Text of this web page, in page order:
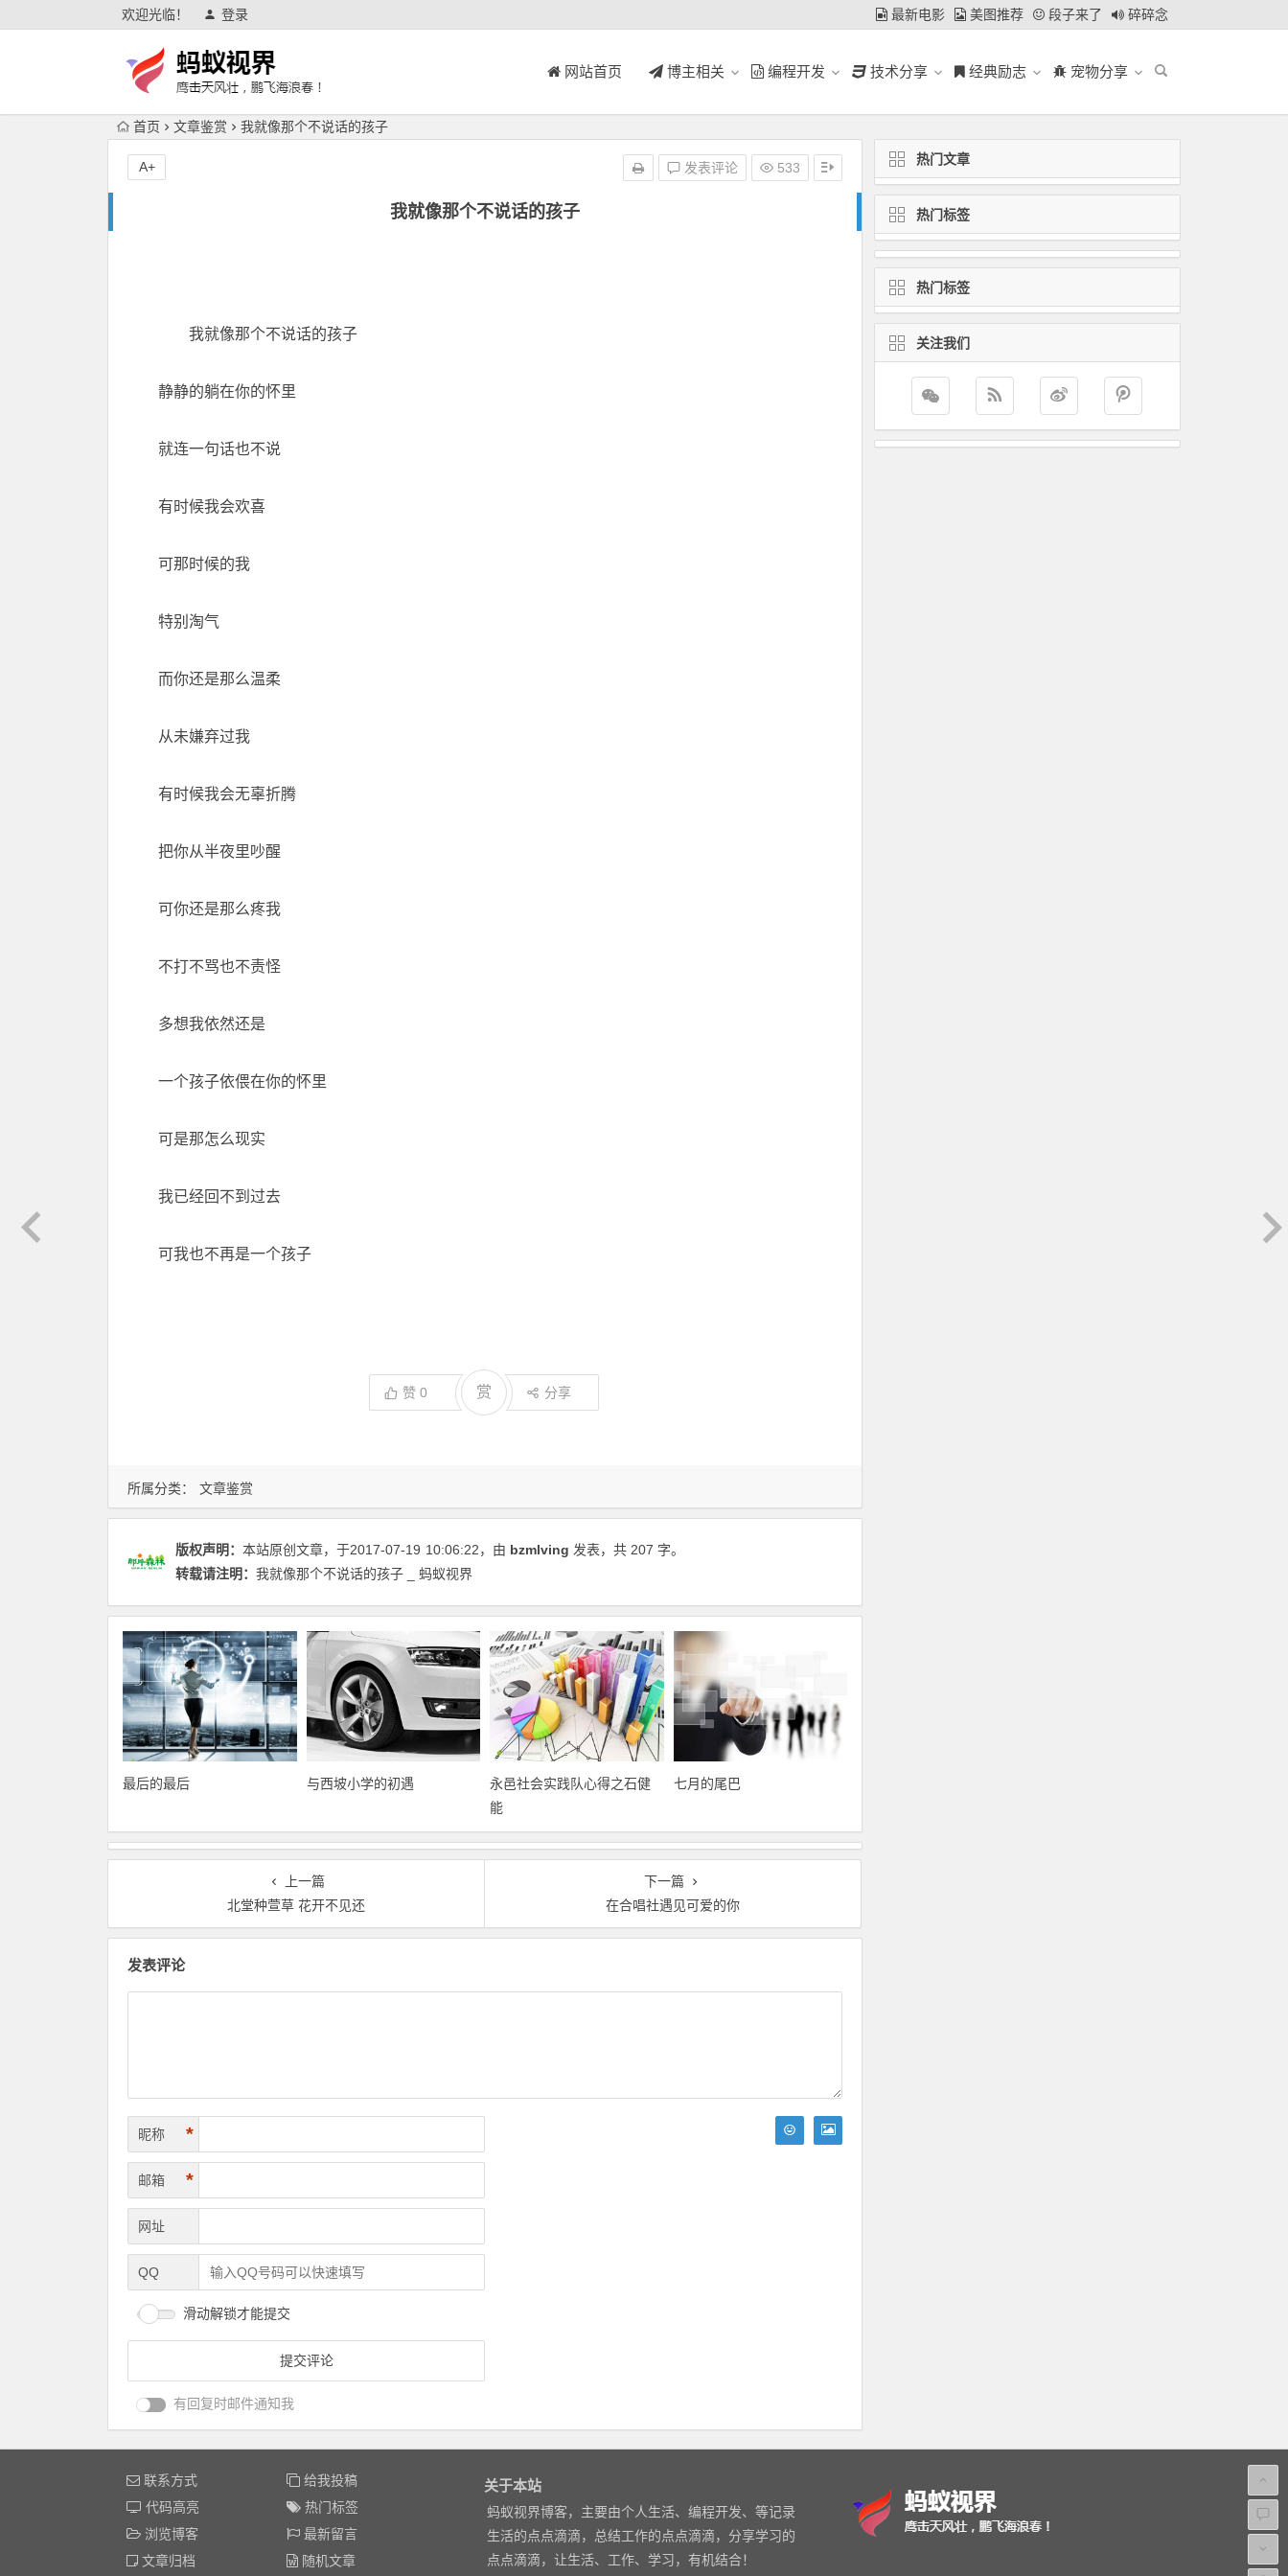
欢迎光临！ 登录 最新电影 美图推荐 段子来了 碎碎念
网站首页 博主相关 编程开发 技术分享 经典励志 宠物分享
首页 文章鉴赏 我就像那个不说话的孩子
我就像那个不说话的孩子
发表评论 533
A+
所属分类： 文章鉴赏
我就像那个不说话的孩子
静静的躺在你的怀里
就连一句话也不说
有时候我会欢喜
可那时候的我
特别淘气
而你还是那么温柔
从未嫌弃过我
有时候我会无辜折腾
把你从半夜里吵醒
可你还是那么疼我
不打不骂也不责怪
多想我依然还是
一个孩子依偎在你的怀里
可是那怎么现实
我已经回不到过去
可我也不再是一个孩子
赞 0 赏 分享
版权声明： 本站原创文章，于2017-07-19 10:06:22，由 bzmlving 发表，共 207 字。
转载请注明： 我就像那个不说话的孩子 _ 蚂蚁视界
最后的最后 与西坡小学的初遇
永邑社会实践队心得之石健
能
七月的尾巴
上一篇
北堂种萱草 花开不见还
下一篇
在合唱社遇见可爱的你
发表评论
昵称 *
邮箱 *
网址
QQ
滑动解锁才能提交
有回复时邮件通知我
热门文章
热门标签
热门标签
关注我们
联系方式
给我投稿
代码高亮
热门标签
浏览博客
最新留言
文章归档
随机文章
关于本站
蚂蚁视界博客，主要由个人生活、编程开发、等记录
生活的点点滴滴，总结工作的点点滴滴，分享学习的
点点滴滴，让生活、工作、学习，有机结合！